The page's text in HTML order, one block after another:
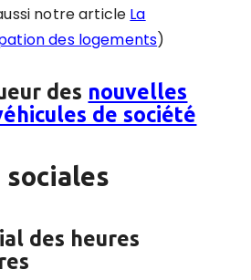
notre article La
des logements)
des nouvelles
de société
sociales
des heures